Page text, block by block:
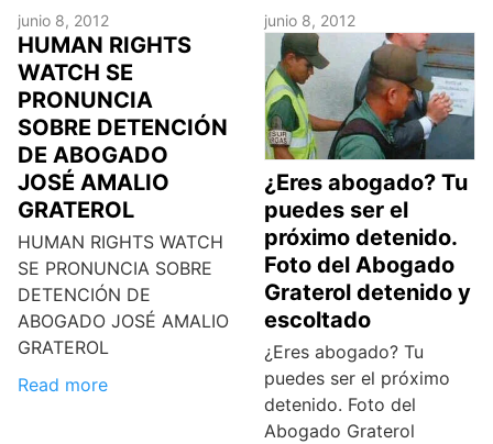
junio 8, 2012
HUMAN RIGHTS
WATCH SE
PRONUNCIA
SOBRE DETENCIÓN
DE ABOGADO
JOSÉ AMALIO
GRATEROL
HUMAN RIGHTS WATCH
SE PRONUNCIA SOBRE
DETENCIÓN DE
ABOGADO JOSÉ AMALIO
GRATEROL
Read more
junio 8, 2012
¿Eres abogado? Tu
puedes ser el
próximo detenido.
Foto del Abogado
Graterol detenido y
escoltado
¿Eres abogado? Tu
puedes ser el próximo
detenido. Foto del
Abogado Graterol